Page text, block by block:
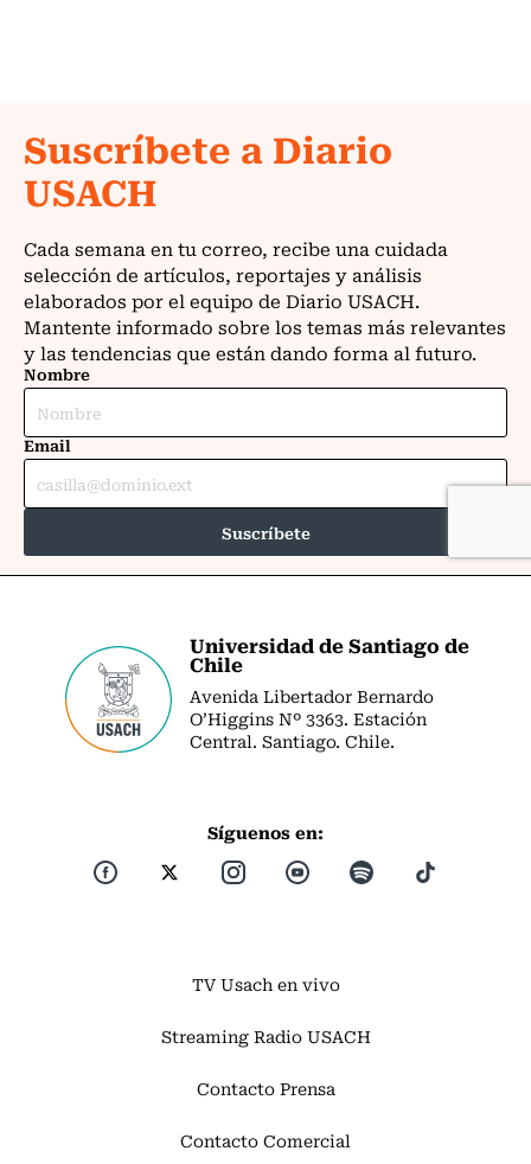
Universidad de Santiago de
Chile
Avenida Libertador Bernardo
O’Higgins Nº 3363. Estación
Central. Santiago. Chile.
Síguenos en:
TV Usach en vivo
Streaming Radio USACH
Contacto Prensa
Contacto Comercial